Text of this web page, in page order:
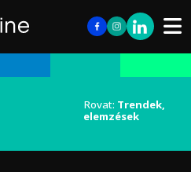
Rovat: Trendek,
elemzések